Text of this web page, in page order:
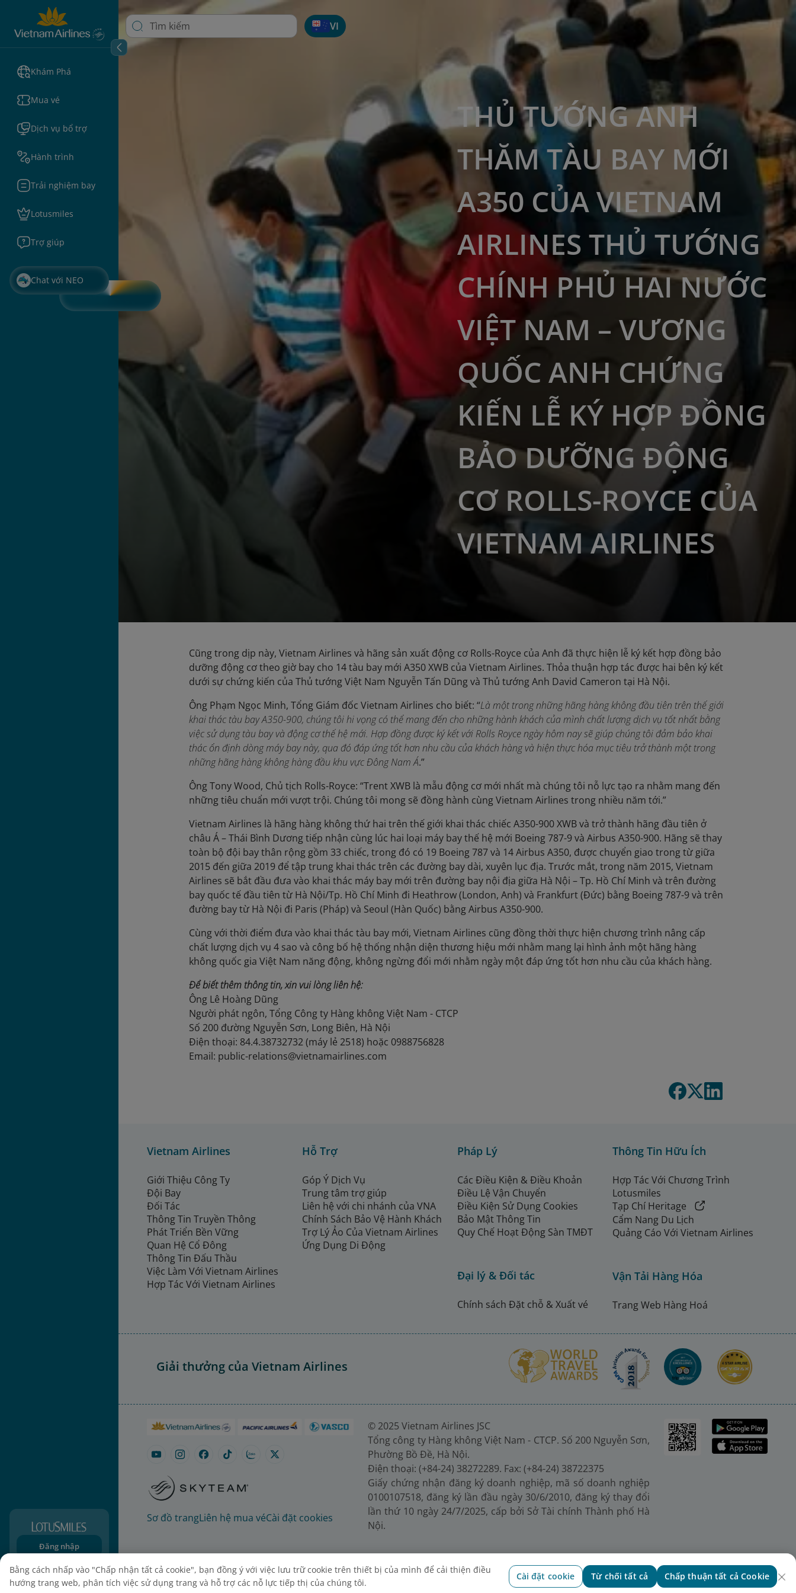
Khám Phá
Mua vé
Dịch vụ bổ trợ
Hành trình
Trải nghiệm bay
Lotusmiles
Trợ giúp
Chat với NEO
Đăng nhập
Đăng ký
VI
THỦ TƯỚNG ANH
THĂM TÀU BAY MỚI
A350 CỦA VIETNAM
AIRLINES THỦ TƯỚNG
CHÍNH PHỦ HAI NƯỚC
VIỆT NAM – VƯƠNG
QUỐC ANH CHỨNG
KIẾN LỄ KÝ HỢP ĐỒNG
BẢO DƯỠNG ĐỘNG
CƠ ROLLS-ROYCE CỦA
VIETNAM AIRLINES
Cũng trong dịp này, Vietnam Airlines và hãng sản xuất động cơ Rolls-Royce của Anh đã thực hiện lễ ký kết hợp đồng bảo
dưỡng động cơ theo giờ bay cho 14 tàu bay mới A350 XWB của Vietnam Airlines. Thỏa thuận hợp tác được hai bên ký kết
dưới sự chứng kiến của Thủ tướng Việt Nam Nguyễn Tấn Dũng và Thủ tướng Anh David Cameron tại Hà Nội.
Ông Phạm Ngọc Minh, Tổng Giám đốc Vietnam Airlines cho biết: “Là một trong những hãng hàng không đầu tiên trên thế giới
khai thác tàu bay A350-900, chúng tôi hi vọng có thể mang đến cho những hành khách của mình chất lượng dịch vụ tốt nhất bằng
việc sử dụng tàu bay và động cơ thế hệ mới. Hợp đồng được ký kết với Rolls Royce ngày hôm nay sẽ giúp chúng tôi đảm bảo khai
thác ổn định dòng máy bay này, qua đó đáp ứng tốt hơn nhu cầu của khách hàng và hiện thực hóa mục tiêu trở thành một trong
những hãng hàng không hàng đầu khu vực Đông Nam Á.”
Ông Tony Wood, Chủ tịch Rolls-Royce: “Trent XWB là mẫu động cơ mới nhất mà chúng tôi nỗ lực tạo ra nhằm mang đến
những tiêu chuẩn mới vượt trội. Chúng tôi mong sẽ đồng hành cùng Vietnam Airlines trong nhiều năm tới.”
Vietnam Airlines là hãng hàng không thứ hai trên thế giới khai thác chiếc A350-900 XWB và trở thành hãng đầu tiên ở
châu Á – Thái Bình Dương tiếp nhận cùng lúc hai loại máy bay thế hệ mới Boeing 787-9 và Airbus A350-900. Hãng sẽ thay
toàn bộ đội bay thân rộng gồm 33 chiếc, trong đó có 19 Boeing 787 và 14 Airbus A350, được chuyển giao trong từ giữa
2015 đến giữa 2019 để tập trung khai thác trên các đường bay dài, xuyên lục địa. Trước mắt, trong năm 2015, Vietnam
Airlines sẽ bắt đầu đưa vào khai thác máy bay mới trên đường bay nội địa giữa Hà Nội – Tp. Hồ Chí Minh và trên đường
bay quốc tế đầu tiên từ Hà Nội/Tp. Hồ Chí Minh đi Heathrow (London, Anh) và Frankfurt (Đức) bằng Boeing 787-9 và trên
đường bay từ Hà Nội đi Paris (Pháp) và Seoul (Hàn Quốc) bằng Airbus A350-900.
Cùng với thời điểm đưa vào khai thác tàu bay mới, Vietnam Airlines cũng đồng thời thực hiện chương trình nâng cấp
chất lượng dịch vụ 4 sao và công bố hệ thống nhận diện thương hiệu mới nhằm mang lại hình ảnh một hãng hàng
không quốc gia Việt Nam năng động, không ngừng đổi mới nhằm ngày một đáp ứng tốt hơn nhu cầu của khách hàng.
Để biết thêm thông tin, xin vui lòng liên hệ:
Ông Lê Hoàng Dũng
Người phát ngôn, Tổng Công ty Hàng không Việt Nam - CTCP
Số 200 đường Nguyễn Sơn, Long Biên, Hà Nội
Ðiện thoại: 84.4.38732732 (máy lẻ 2518) hoặc 0988756828
Email: public-relations@vietnamairlines.com
Vietnam Airlines
Giới Thiệu Công Ty
Đội Bay
Đối Tác
Thông Tin Truyền Thông
Phát Triển Bền Vững
Quan Hệ Cổ Đông
Thông Tin Đấu Thầu
Việc Làm Với Vietnam Airlines
Hợp Tác Với Vietnam Airlines
Hỗ Trợ
Góp Ý Dịch Vụ
Trung tâm trợ giúp
Liên hệ với chi nhánh của VNA
Chính Sách Bảo Vệ Hành Khách
Trợ Lý Ảo Của Vietnam Airlines
Ứng Dụng Di Động
Pháp Lý
Các Điều Kiện & Điều Khoản
Điều Lệ Vận Chuyển
Điều Kiện Sử Dụng Cookies
Bảo Mật Thông Tin
Quy Chế Hoạt Động Sàn TMĐT
Đại lý & Đối tác
Chính sách Đặt chỗ & Xuất vé
Thông Tin Hữu Ích
Hợp Tác Với Chương Trình
Lotusmiles
Tạp Chí Heritage
Cẩm Nang Du Lịch
Quảng Cáo Với Vietnam Airlines
Vận Tải Hàng Hóa
Trang Web Hàng Hoá
Giải thưởng của Vietnam Airlines
Sơ đồ trangLiên hệ mua véCài đặt cookies
© 2025 Vietnam Airlines JSC
Tổng công ty Hàng không Việt Nam - CTCP. Số 200 Nguyễn Sơn,
Phường Bồ Đề, Hà Nội.
Điện thoại: (+84-24) 38272289. Fax: (+84-24) 38722375
Giấy chứng nhận đăng ký doanh nghiệp, mã số doanh nghiệp
0100107518, đăng ký lần đầu ngày 30/6/2010, đăng ký thay đổi
lần thứ 10 ngày 24/7/2025, cấp bởi Sở Tài chính Thành phố Hà
Nội.
Bằng cách nhấp vào "Chấp nhận tất cả cookie", bạn đồng ý với việc lưu trữ cookie trên thiết bị của mình để cải thiện điều
hướng trang web, phân tích việc sử dụng trang và hỗ trợ các nỗ lực tiếp thị của chúng tôi.
Cài đặt cookie Từ chối tất cả Chấp thuận tất cả Cookie